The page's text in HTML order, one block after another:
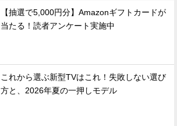
【抽選で5,000円分】Amazonギフトカードが
当たる！読者アンケート実施中
これから選ぶ新型TVはこれ！失敗しない選び
方と、2026年夏の一押しモデル